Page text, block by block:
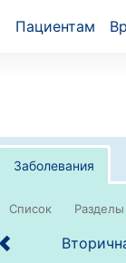
Пациентам
Заболевания
Список